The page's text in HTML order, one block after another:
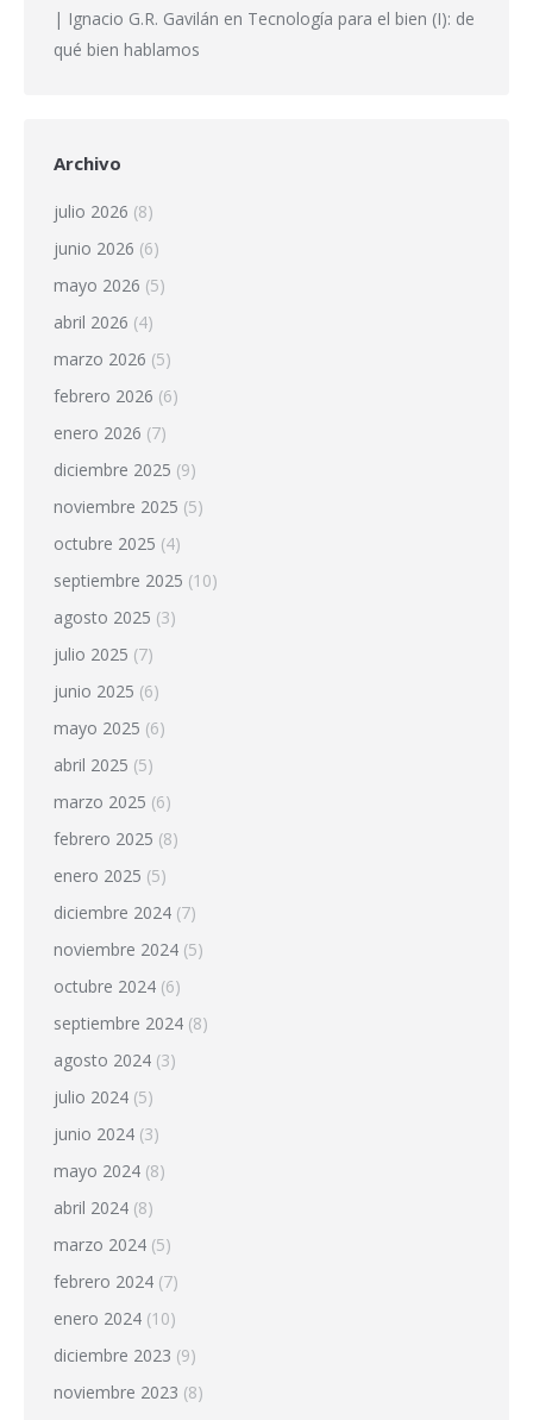
| Ignacio G.R. Gavilán en Tecnología para el bien (I): de
qué bien hablamos
Archivo
julio 2026 (8)
junio 2026 (6)
mayo 2026 (5)
abril 2026 (4)
marzo 2026 (5)
febrero 2026 (6)
enero 2026 (7)
diciembre 2025 (9)
noviembre 2025 (5)
octubre 2025 (4)
septiembre 2025 (10)
agosto 2025 (3)
julio 2025 (7)
junio 2025 (6)
mayo 2025 (6)
abril 2025 (5)
marzo 2025 (6)
febrero 2025 (8)
enero 2025 (5)
diciembre 2024 (7)
noviembre 2024 (5)
octubre 2024 (6)
septiembre 2024 (8)
agosto 2024 (3)
julio 2024 (5)
junio 2024 (3)
mayo 2024 (8)
abril 2024 (8)
marzo 2024 (5)
febrero 2024 (7)
enero 2024 (10)
diciembre 2023 (9)
noviembre 2023 (8)